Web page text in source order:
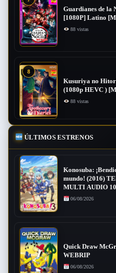
Guardianes de la
[1080P] Latino
88 vistas
8
Kusuriya no
(1080p HEVC )
88 vistas
ÚLTIMOS ESTRENOS
Konosuba:
mundo! (2016)
MULTI AUDIO
06/08/2026
Quick Draw
WEBRIP
06/08/2026